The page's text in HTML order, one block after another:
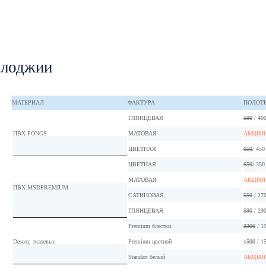
МАТЕРИАЛ ФАКТУРА
ПВХ PONGS
ГЛЯНЦЕВАЯ 590 /
МАТОВАЯ
ЦВЕТНАЯ 650/ 450
ПВХ MSDPREMIUM
ЦВЕТНАЯ 650/ 350
МАТОВАЯ
САТИНОВАЯ 550 /
ГЛЯНЦЕВАЯ 590 /
Descor, тканевые
Premium блестки 2300 /
Premium цветной 1500 /
Standart белый